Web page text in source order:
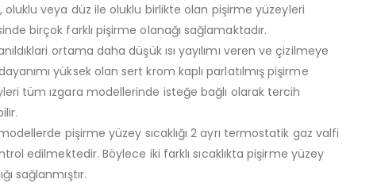
oluklu veya düz ile oluklu birlikte olan pişirme yüzeyleri
birçok farklı pişirme olanağı sağlamaktadır.
ortama daha düşük ısı yayılımı veren ve çizilmeye
yüksek olan sert krom kaplı parlatılmış pişirme
tüm ızgara modellerinde isteğe bağlı olarak tercih
pişirme yüzey sıcaklığı 2 ayrı termostatik gaz valfi
edilmektedir. Böylece iki farklı sıcaklıkta pişirme yüzey
sağlanmıştır.